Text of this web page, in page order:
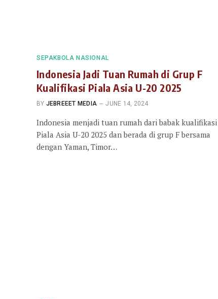
SEPAKBOLA NASIONAL
Indonesia Jadi Tuan Rumah di Grup F
Kualifikasi Piala Asia U-20 2025
BY JEBREEET MEDIA JUNE 14, 2024
Indonesia menjadi tuan rumah dari babak kualifikasi
Piala Asia U-20 2025 dan berada di grup F bersama
dengan Yaman, Timor…